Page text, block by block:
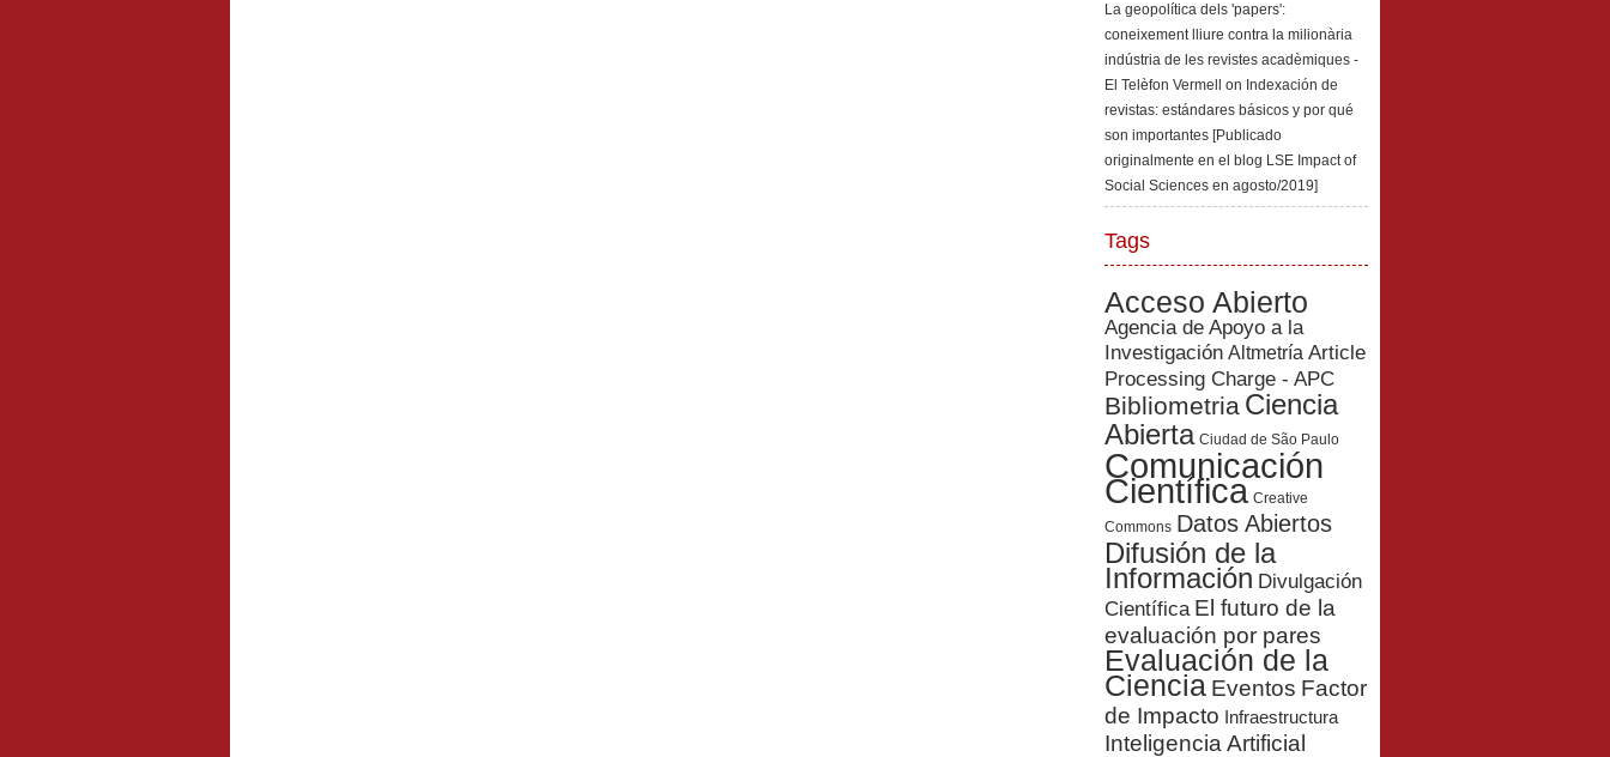
La geopolítica dels 'papers':
coneixement lliure contra la milionària
indústria de les revistes acadèmiques -
El Telèfon Vermell
on Indexación de
revistas: estándares básicos y por qué
son importantes [Publicado
originalmente en el blog LSE Impact of
Social Sciences en agosto/2019]
Tags
Acceso Abierto
Agencia de Apoyo a la
Investigación Altmetría Article
Processing Charge - APC
Bibliometria Ciencia
Abierta Ciudad de São Paulo
Comunicación
Científica Creative
Commons Datos Abiertos
Difusión de la
Información Divulgación
Científica El futuro de la
evaluación por pares
Evaluación de la
Ciencia Eventos Factor
de Impacto Infraestructura
Inteligencia Artificial